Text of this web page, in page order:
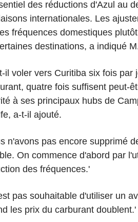
des réductions d'Azul au
internationales. Les
fréquences domestiques
destinations, a indiqué
il voler vers Curitiba six fois par
quatre fois suffisent peut-
à ses principaux hubs de
a-t-il ajouté.
n'avons pas encore supprimé
On commence d'abord par
des fréquences.'
pas souhaitable d'utiliser un
les prix du carburant doublent.'